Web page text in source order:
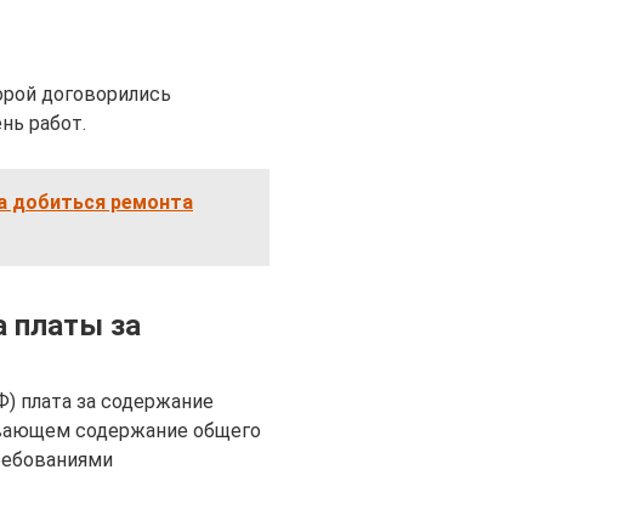
договорились
работ.
добиться ремонта
платы за
плата за содержание
содержание общего